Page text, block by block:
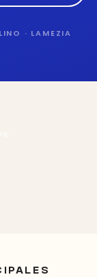
· LAMEZIA